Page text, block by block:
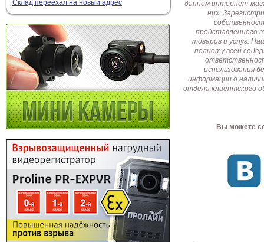
Склад переехал на новый адрес
данном интернет-
них.
представленного
товаров и услуг.
полноту всей
использования
информации о
отдела клиентского
Вы можете